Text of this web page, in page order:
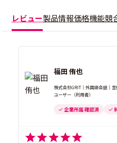
レビュー製品情報価格機能競
福田 侑也
株式会社GRIT｜外国語会話｜
ユーザー（利用者）
企業所属 確認済